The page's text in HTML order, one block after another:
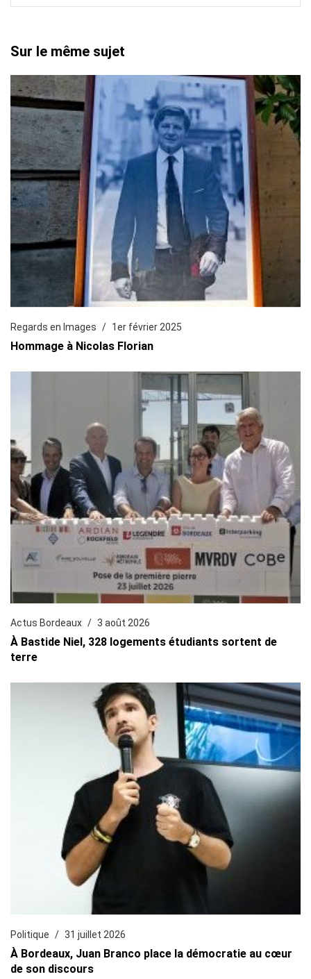
Sur le même sujet
Regards en Images 1er février 2025
Hommage à Nicolas Florian
Actus Bordeaux 3 août 2026
À Bastide Niel, 328 logements étudiants sortent de
terre
Politique 31 juillet 2026
À Bordeaux, Juan Branco place la démocratie au cœur
de son discours